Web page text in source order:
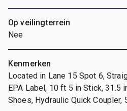
Op veilingterrein
Nee
Kenmerken
Located in Lane 15 Spot 6,
EPA Label, 10 ft 5 in Stick, 31.5
Shoes, Hydraulic Quick Coupler,